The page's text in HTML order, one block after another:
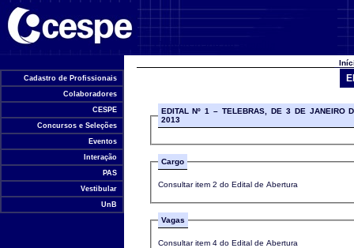
Cadastro de Profissionais
Colaboradores
CESPE
Concursos e Seleções
Eventos
Interação
PAS
Vestibular
UnB
EDITAL Nº 1 – TELEBRAS, DE 3 DE JANEIRO
2013
Cargo
Consultar item 2 do Edital de Abertura
Vagas
Consultar item 4 do Edital de Abertura